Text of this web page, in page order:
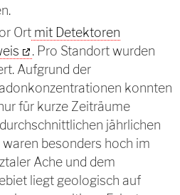
Ort mit Detektoren
. Pro Standort wurden
Aufgrund der
konnten
für kurze Zeiträume
jährlichen
besonders hoch im
Ache und dem
liegt geologisch auf